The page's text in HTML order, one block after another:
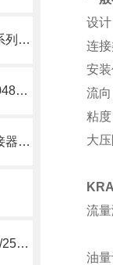
Parker派克油泵PGP610/620/640系列简要说明
霍伯纳Hubner编码器FGHJ2AK-2048G-90G-NG/16K介绍
德国赫斯曼Hirschmann交换机/连接器介绍
氧气防回火安全阀RPL-40-16-ZST/250/FL说明
设
连
安
流
粘
大
流
油